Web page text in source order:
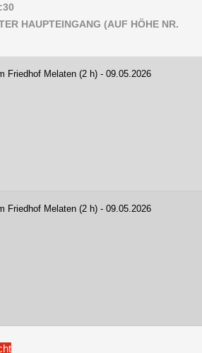
HAUPTEINGANG (AUF HÖHE NR.
Friedhof Melaten (2 h) - 09.05.2026
Friedhof Melaten (2 h) - 09.05.2026